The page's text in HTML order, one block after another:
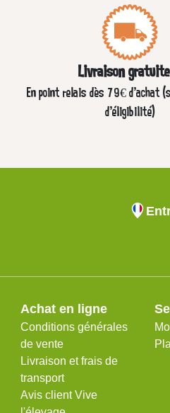
Livraison
En point relais dès 79€ d’achat
d'éligibilité)
Achat en ligne
Conditions générales
de vente
Livraison et frais de
transport
Avis client Vive